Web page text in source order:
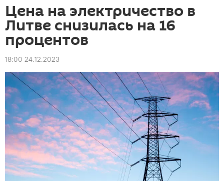
Цена на электричество в
Литве снизилась на 16
процентов
18:00 24.12.2023